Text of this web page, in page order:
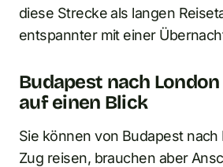
diese Strecke als langen
entspannter mit einer
Budapest nach
auf einen Blick
Sie können von Budapest
Zug reisen, brauchen aber